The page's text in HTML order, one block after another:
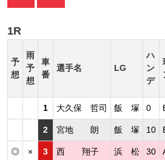
1R
予
想
雨
予
想
車
番
選手名 LG
ハ
ン
デ
1 大久保 哲司 飯 塚 0
2 宮地 朗 飯 塚 10
◎ × 3 西 翔子 浜 松 30